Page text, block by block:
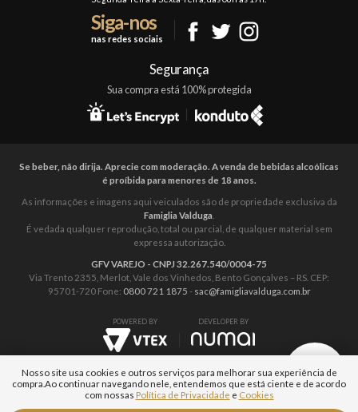
Siga-nos
nas redes sociais
Segurança
Sua compra está 100% protegida
Se beber, não dirija. Aprecie com moderação. A venda de bebidas alcoólicas
é proíbida para menores de 18 anos.
As informações e imagens aqui veiculados são de propriedade exclusiva da
Famiglia Valduga
É vedada qualquer reprodução, total ou parcial, de qualquer material sem
expressa autorização.
GFV VAREJO - CNPJ 32.267.540/0004-75
Via Trento 2355, Merlot, Vale dos Vinhedos, Bento Gonçalves – RS. CEP:
95701-720 Fone: 0800 721 1875 - sac@famigliavalduga.com.br
POWERED BY DEVELOPER BY
Nosso site usa cookies e outros serviços para melhorar sua experiência de
compra. Ao continuar navegando nele, entendemos que está ciente e de acordo
com nossas Política de Privacidade e Cookies